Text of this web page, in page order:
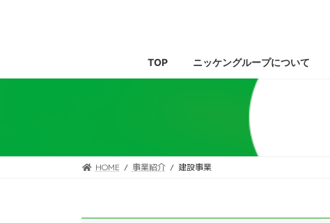
TOP ニッケングループについて
HOME 事業紹介 建設事業